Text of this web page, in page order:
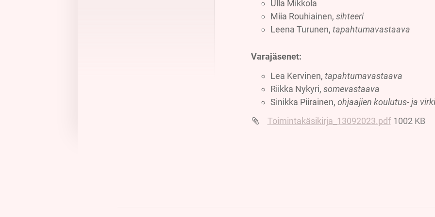
Ulla Mikkola
Miia Rouhiainen, sihteeri
Leena Turunen, tapahtumavastaava
Varajäsenet:
Lea Kervinen, tapahtumavastaava
Riikka Nykyri, somevastaava
Sinikka Piirainen, ohjaajien koulutus- ja
Toimintakäsikirja_13092023.pdf 1002 KB